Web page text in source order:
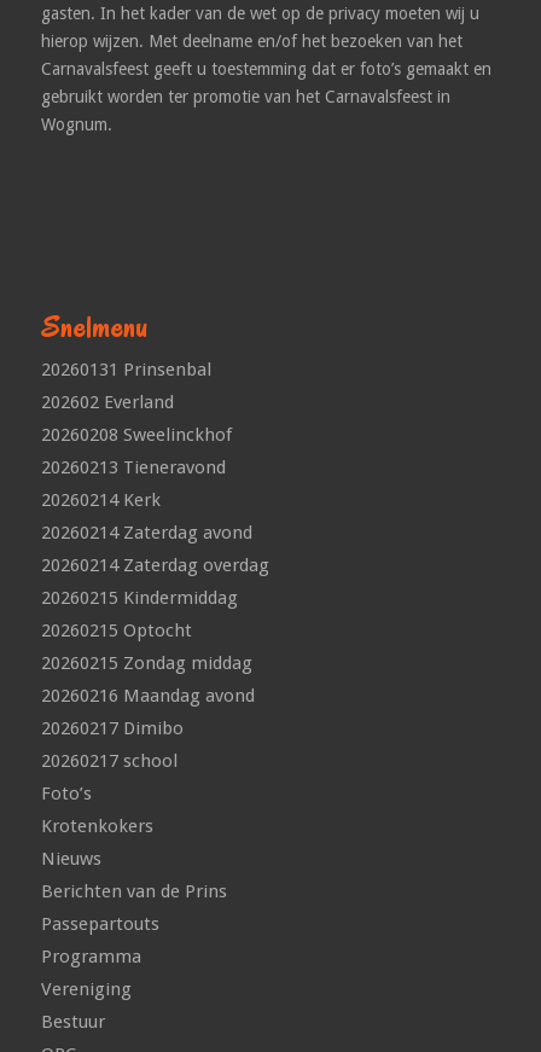
gasten. In het kader van de wet op de privacy moeten wij u
hierop wijzen. Met deelname en/of het bezoeken van het
Carnavalsfeest geeft u toestemming dat er foto’s gemaakt en
gebruikt worden ter promotie van het Carnavalsfeest in
Wognum.
Snelmenu
20260131 Prinsenbal
202602 Everland
20260208 Sweelinckhof
20260213 Tieneravond
20260214 Kerk
20260214 Zaterdag avond
20260214 Zaterdag overdag
20260215 Kindermiddag
20260215 Optocht
20260215 Zondag middag
20260216 Maandag avond
20260217 Dimibo
20260217 school
Foto’s
Krotenkokers
Nieuws
Berichten van de Prins
Passepartouts
Programma
Vereniging
Bestuur